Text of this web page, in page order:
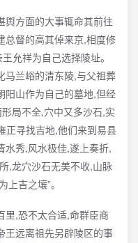
舆方面的大事辄命其前往
总督的高其倬来京,相度修
允祥为自己选择陵址。
马兰峪的清东陵,与父祖葬
阳山作为自己的墓地,但经
局不全,穴中又多沙石,实
正寻找吉地,他们来到易县
水秀,风水极佳,遂上奏折,
,龙穴沙石无美不收,山脉
吉之壤”。
里,恐不太合适,命群臣商
王远离祖先另辟陵区的事